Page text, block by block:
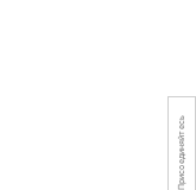
Присоединяйтесь